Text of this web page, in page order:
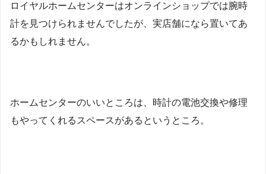
ロイヤルホームセンターはオンラインショップでは腕時
計を見つけられませんでしたが、実店舗になら置いてあ
るかもしれません。
ホームセンターのいいところは、時計の電池交換や修理
もやってくれるスペースがあるというところ。